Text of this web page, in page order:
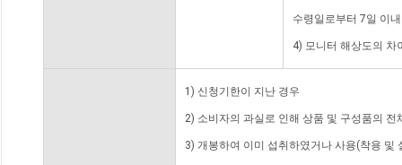
수령일로부터 7일 이
4) 모니터 해상도의 차
1) 신청기한이 지난 경우
2) 소비자의 과실로 인해 상품 및 구성품의
3) 개봉하여 이미 섭취하였거나 사용(착용 및